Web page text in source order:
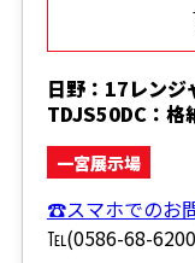
日野：17レンジ
TDJS50DC：格
一宮展示場
☎スマホでのお
℡(0586-68-